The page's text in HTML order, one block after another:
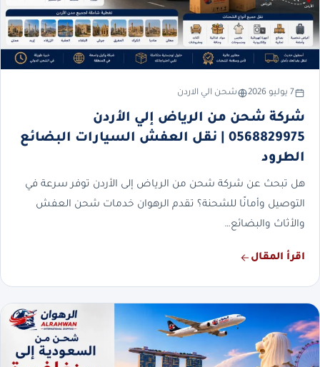
7 يوليو 2026 شحن الي الاردن
شركة شحن من الرياض إلي الأردن
0568829975 | نقل العفش السيارات البضائع
الطرود
هل تبحث عن شركة شحن من الرياض إلى الأردن توفر سرعة في
التوصيل وأمانًا للشحنة؟ تقدم الرهوان خدمات شحن العفش
والأثاث والبضائع…
اقرأ المقال